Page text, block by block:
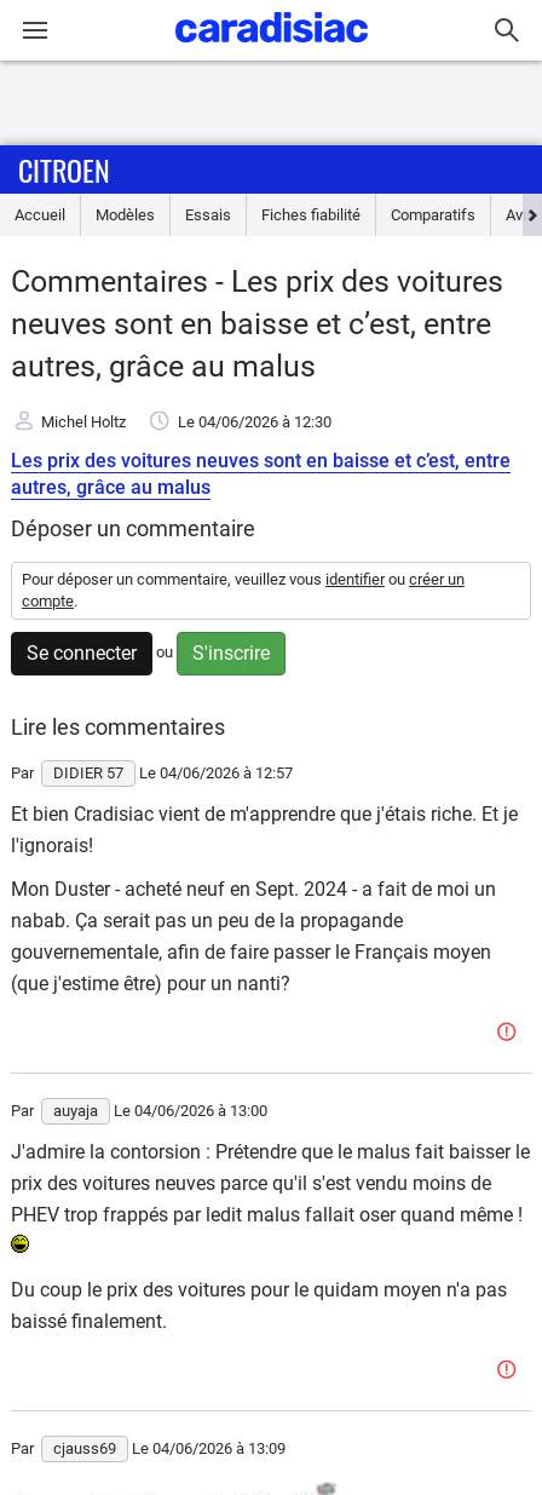
Accueil
Essais
Guide
d'achat
Electriques
Flottes
Auto
Services
Forum
Moto
Marques
CITROEN
Accueil Modèles Essais Fiches fiabilité Comparatifs Avis
Commentaires - Les prix des voitures
neuves sont en baisse et c’est, entre
autres, grâce au malus
Michel Holtz Le 04/06/2026 à 12:30
Les prix des voitures neuves sont en baisse et c’est, entre
autres, grâce au malus
Déposer un commentaire
Pour déposer un commentaire, veuillez vous identifierou créer un
compte.
Se connecter ou S'inscrire
Lire les commentaires
Par DIDIER 57 Le 04/06/2026 à 12:57
Et bien Cradisiac vient de m'apprendre que j'étais riche. Et je
l'ignorais!
Mon Duster - acheté neuf en Sept. 2024 - a fait de moi un
nabab. Ça serait pas un peu de la propagande
gouvernementale, afin de faire passer le Français moyen
(que j'estime être) pour un nanti?
Par auyaja Le 04/06/2026 à 13:00
J'admire la contorsion : Prétendre que le malus fait baisser le
prix des voitures neuves parce qu'il s'est vendu moins de
PHEV trop frappés par ledit malus fallait oser quand même !
Du coup le prix des voitures pour le quidam moyen n'a pas
baissé finalement.
Par cjauss69 Le 04/06/2026 à 13:09